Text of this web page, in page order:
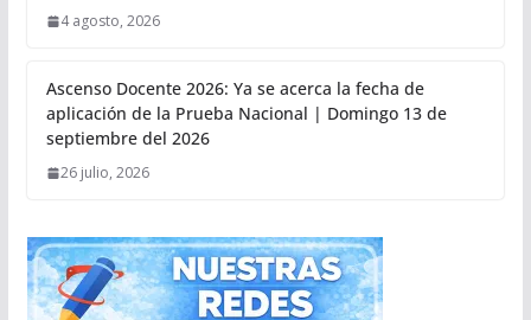
4 agosto, 2026
Ascenso Docente 2026: Ya se acerca la fecha de
aplicación de la Prueba Nacional | Domingo 13 de
septiembre del 2026
26 julio, 2026